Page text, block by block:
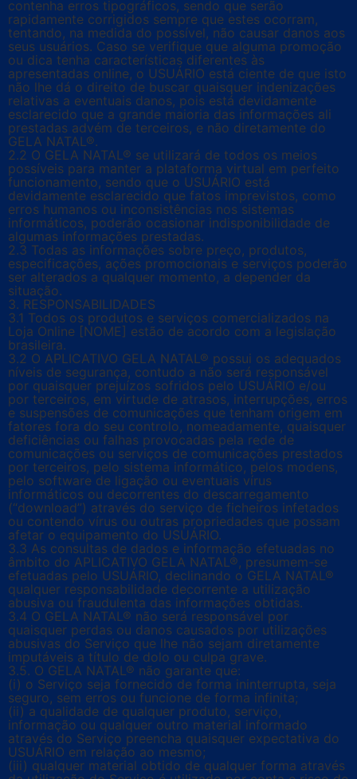
contenha erros tipográficos, sendo que serão
rapidamente corrigidos sempre que estes ocorram,
tentando, na medida do possível, não causar danos aos
seus usuários. Caso se verifique que alguma promoção
ou dica tenha características diferentes às
apresentadas online, o USUÁRIO está ciente de que isto
não lhe dá o direito de buscar quaisquer indenizações
relativas a eventuais danos, pois está devidamente
esclarecido que a grande maioria das informações ali
prestadas advém de terceiros, e não diretamente do
GELA NATAL®.
2.2 O GELA NATAL® se utilizará de todos os meios
possíveis para manter a plataforma virtual em perfeito
funcionamento, sendo que o USUÁRIO está
devidamente esclarecido que fatos imprevistos, como
erros humanos ou inconsistências nos sistemas
informáticos, poderão ocasionar indisponibilidade de
algumas informações prestadas.
2.3 Todas as informações sobre preço, produtos,
especificações, ações promocionais e serviços poderão
ser alterados a qualquer momento, a depender da
situação.
3. RESPONSABILIDADES
3.1 Todos os produtos e serviços comercializados na
Loja Online [NOME] estão de acordo com a legislação
brasileira.
3.2 O APLICATIVO GELA NATAL® possui os adequados
níveis de segurança, contudo a não será responsável
por quaisquer prejuízos sofridos pelo USUÁRIO e/ou
por terceiros, em virtude de atrasos, interrupções, erros
e suspensões de comunicações que tenham origem em
fatores fora do seu controlo, nomeadamente, quaisquer
deficiências ou falhas provocadas pela rede de
comunicações ou serviços de comunicações prestados
por terceiros, pelo sistema informático, pelos modens,
pelo software de ligação ou eventuais vírus
informáticos ou decorrentes do descarregamento
(“download”) através do serviço de ficheiros infetados
ou contendo vírus ou outras propriedades que possam
afetar o equipamento do USUÁRIO.
3.3 As consultas de dados e informação efetuadas no
âmbito do APLICATIVO GELA NATAL®, presumem-se
efetuadas pelo USUÁRIO, declinando o GELA NATAL®
qualquer responsabilidade decorrente a utilização
abusiva ou fraudulenta das informações obtidas.
3.4 O GELA NATAL® não será responsável por
quaisquer perdas ou danos causados por utilizações
abusivas do Serviço que lhe não sejam diretamente
imputáveis a título de dolo ou culpa grave.
3.5. O GELA NATAL® não garante que:
(i) o Serviço seja fornecido de forma ininterrupta, seja
seguro, sem erros ou funcione de forma infinita;
(ii) a qualidade de qualquer produto, serviço,
informação ou qualquer outro material informado
através do Serviço preencha quaisquer expectativa do
USUÁRIO em relação ao mesmo;
(iii) qualquer material obtido de qualquer forma através